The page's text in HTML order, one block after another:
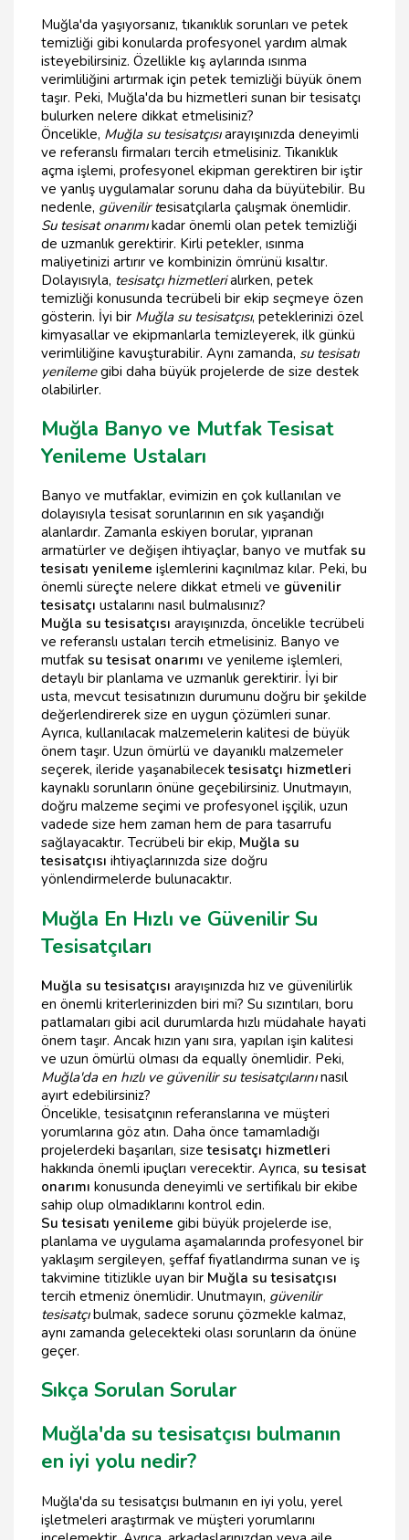
Muğla'da yaşıyorsanız, tıkanıklık sorunları ve petek
temizliği gibi konularda profesyonel yardım almak
isteyebilirsiniz. Özellikle kış aylarında ısınma
verimliliğini artırmak için petek temizliği büyük önem
taşır. Peki, Muğla'da bu hizmetleri sunan bir tesisatçı
bulurken nelere dikkat etmelisiniz?
Öncelikle, Muğla su tesisatçısıarayışınızda deneyimli
ve referanslı firmaları tercih etmelisiniz. Tıkanıklık
açma işlemi, profesyonel ekipman gerektiren bir iştir
ve yanlış uygulamalar sorunu daha da büyütebilir. Bu
nedenle, güvenilir tesisatçılarla çalışmak önemlidir.
Su tesisat onarımıkadar önemli olan petek temizliği
de uzmanlık gerektirir. Kirli petekler, ısınma
maliyetinizi artırır ve kombinizin ömrünü kısaltır.
Dolayısıyla, tesisatçı hizmetlerialırken, petek
temizliği konusunda tecrübeli bir ekip seçmeye özen
gösterin. İyi bir Muğla su tesisatçısı, peteklerinizi özel
kimyasallar ve ekipmanlarla temizleyerek, ilk günkü
verimliliğine kavuşturabilir. Aynı zamanda, su tesisatı
yenilemegibi daha büyük projelerde de size destek
olabilirler.
Muğla Banyo ve Mutfak Tesisat
Yenileme Ustaları
Banyo ve mutfaklar, evimizin en çok kullanılan ve
dolayısıyla tesisat sorunlarının en sık yaşandığı
alanlardır. Zamanla eskiyen borular, yıpranan
armatürler ve değişen ihtiyaçlar, banyo ve mutfak su
tesisatı yenileme işlemlerini kaçınılmaz kılar. Peki, bu
önemli süreçte nelere dikkat etmeli ve güvenilir
tesisatçı ustalarını nasıl bulmalısınız?
Muğla su tesisatçısı arayışınızda, öncelikle tecrübeli
ve referanslı ustaları tercih etmelisiniz. Banyo ve
mutfak su tesisat onarımı ve yenileme işlemleri,
detaylı bir planlama ve uzmanlık gerektirir. İyi bir
usta, mevcut tesisatınızın durumunu doğru bir şekilde
değerlendirerek size en uygun çözümleri sunar.
Ayrıca, kullanılacak malzemelerin kalitesi de büyük
önem taşır. Uzun ömürlü ve dayanıklı malzemeler
seçerek, ileride yaşanabilecektesisatçı hizmetleri
kaynaklı sorunların önüne geçebilirsiniz. Unutmayın,
doğru malzeme seçimi ve profesyonel işçilik, uzun
vadede size hem zaman hem de para tasarrufu
sağlayacaktır. Tecrübeli bir ekip, Muğla su
tesisatçısı ihtiyaçlarınızda size doğru
yönlendirmelerde bulunacaktır.
Muğla En Hızlı ve Güvenilir Su
Tesisatçıları
Muğla su tesisatçısı arayışınızda hız ve güvenilirlik
en önemli kriterlerinizden biri mi? Su sızıntıları, boru
patlamaları gibi acil durumlarda hızlı müdahale hayati
önem taşır. Ancak hızın yanı sıra, yapılan işin kalitesi
ve uzun ömürlü olması da equally önemlidir. Peki,
Muğla'da en hızlı ve güvenilir su tesisatçılarınınasıl
ayırt edebilirsiniz?
Öncelikle, tesisatçının referanslarına ve müşteri
yorumlarına göz atın. Daha önce tamamladığı
projelerdeki başarıları, sizetesisatçı hizmetleri
hakkında önemli ipuçları verecektir. Ayrıca, su tesisat
onarımı konusunda deneyimli ve sertifikalı bir ekibe
sahip olup olmadıklarını kontrol edin.
Su tesisatı yenileme gibi büyük projelerde ise,
planlama ve uygulama aşamalarında profesyonel bir
yaklaşım sergileyen, şeffaf fiyatlandırma sunan ve iş
takvimine titizlikle uyan bir Muğla su tesisatçısı
tercih etmeniz önemlidir. Unutmayın, güvenilir
tesisatçıbulmak, sadece sorunu çözmekle kalmaz,
aynı zamanda gelecekteki olası sorunların da önüne
geçer.
Sıkça Sorulan Sorular
Muğla'da su tesisatçısı bulmanın
en iyi yolu nedir?
Muğla'da su tesisatçısı bulmanın en iyi yolu, yerel
işletmeleri araştırmak ve müşteri yorumlarını